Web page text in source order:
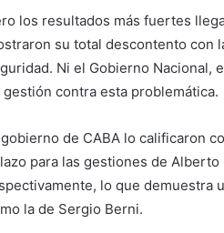
los resultados más fuertes
su total descontento con
Ni el Gobierno Nacional,
gestión contra esta problemática.
de CABA lo calificaron
para las gestiones de
lo que demuestra
la de Sergio Berni.